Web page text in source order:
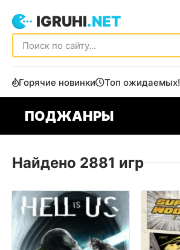
IGRUHI.NET
Горячие новинки Топ ожидаемых!
ПОДЖАНРЫ
Найдено 2881 игр